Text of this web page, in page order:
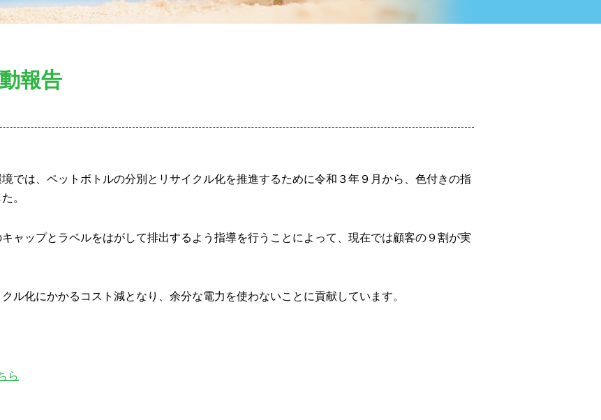
報告
では、ペットボトルの分別とリサイクル化を推進するために令和３年９月から、色付きの指
。
ャップとラベルをはがして排出するよう指導を行うことによって、現在では顧客の９割が実
ル化にかかるコスト減となり、余分な電力を使わないことに貢献しています。
ら